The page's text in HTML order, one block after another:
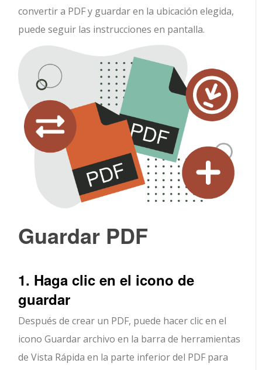
convertir a PDF y guardar en la ubicación elegida,
puede seguir las instrucciones en pantalla.
Guardar PDF
1. Haga clic en el icono de
guardar
Después de crear un PDF, puede hacer clic en el
icono Guardar archivo en la barra de herramientas
de Vista Rápida en la parte inferior del PDF para